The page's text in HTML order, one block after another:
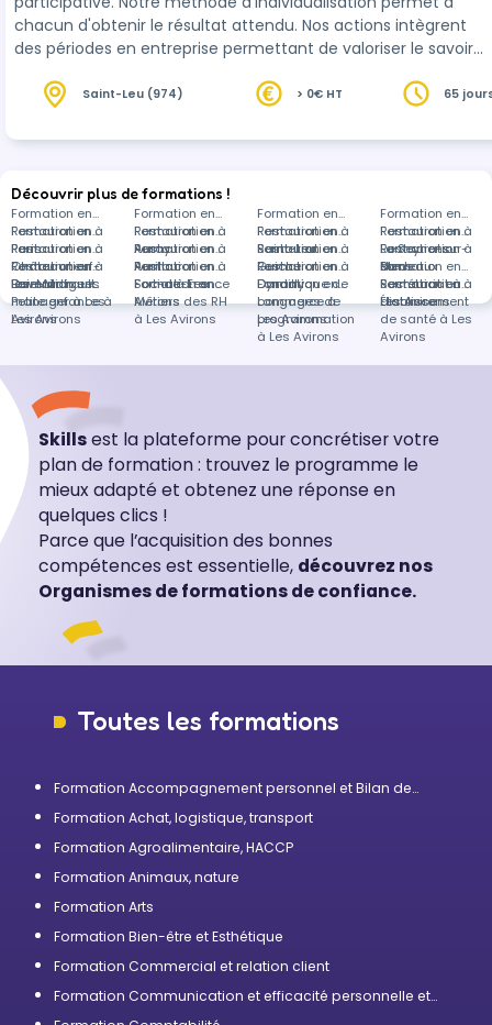
chacun d'obtenir le résultat attendu. Nos actions intègrent
des périodes en entreprise permettant de valoriser le savoir
Saint-Leu (974) > 0€ HT
65
Découvrir plus de formations !
Formation en
Restauration à
Paris
Formation en
Restauration à
Auray
Formation en
Restauration à
Saint-Leu
Formation en
Restauration à
La Seyne-sur-
Mer
Formation en
Restauration à
Châteauneuf-
les-Martigues
Formation en
Restauration à
Aurillac
Formation en
Restauration à
Guiche
Formation en
Restauration à
Bordeaux
Formation en
Restauration à
Baie-Mahault
Formation en
Restauration à
Fort-de-France
Formation en
Restauration à
Dardilly
Formations
dans
Restauration à
distance
Formation en
Devenir
manager à Les
Avirons
Formation en
Social à Les
Avirons
Formation en
Dynamique de
commerce à
Les Avirons
Formation en
Secrétariat à
Les Avirons
Formation en
Petite enfance à
Les Avirons
Formation en
Métiers des RH
à Les Avirons
Formation en
Langages de
programmation
à Les Avirons
Formation en
Établissement
de santé à Les
Avirons
Skillsest la plateforme pour concrétiser votre
plan de formation : trouvez le programme le
mieux adapté et obtenez une réponse en
quelques clics !
Parce que l’acquisition des bonnes
compétences est essentielle, découvrez nos
Organismes de formations de confiance.
Toutes les formations
Formation Accompagnement personnel et Bilan de
Formation Achat, logistique, transport
Formation Agroalimentaire, HACCP
Formation Animaux, nature
Formation Arts
Formation Bien-être et Esthétique
Formation Commercial et relation client
Formation Communication et efficacité personnelle et